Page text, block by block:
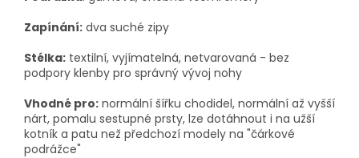
Zapínání: dva suché zipy
Stélka: textilní, vyjímatelná, netvarovaná - bez
podpory klenby pro správný vývoj nohy
Vhodné pro: normální šířku chodidel, normální až vyšší
nárt, pomalu sestupné prsty, lze dotáhnout i na užší
kotník a patu než předchozí modely na "čárkové
podrážce"